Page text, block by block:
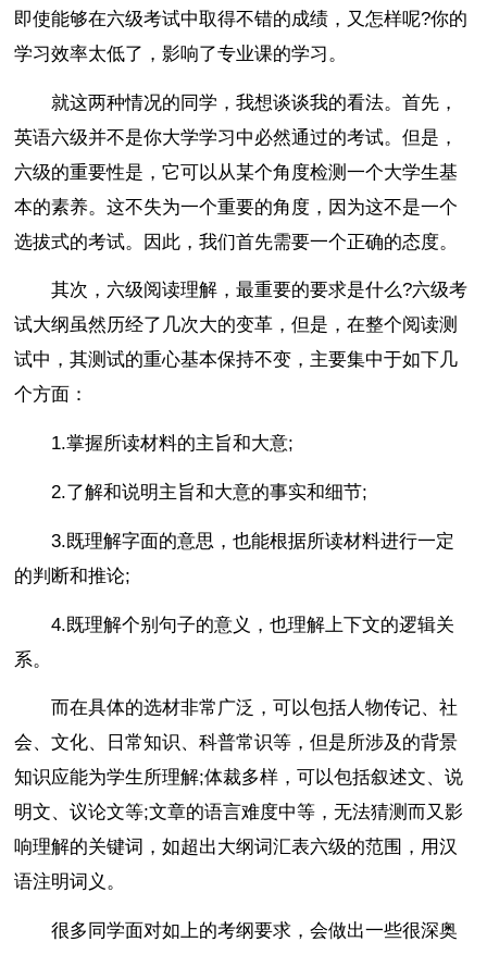
即使能够在六级考试中取得不错的成绩，又怎样呢?你的
学习效率太低了，影响了专业课的学习。
就这两种情况的同学，我想谈谈我的看法。首先，
英语六级并不是你大学学习中必然通过的考试。但是，
六级的重要性是，它可以从某个角度检测一个大学生基
本的素养。这不失为一个重要的角度，因为这不是一个
选拔式的考试。因此，我们首先需要一个正确的态度。
其次，六级阅读理解，最重要的要求是什么?六级考
试大纲虽然历经了几次大的变革，但是，在整个阅读测
试中，其测试的重心基本保持不变，主要集中于如下几
个方面：
1.掌握所读材料的主旨和大意;
2.了解和说明主旨和大意的事实和细节;
3.既理解字面的意思，也能根据所读材料进行一定
的判断和推论;
4.既理解个别句子的意义，也理解上下文的逻辑关
系。
而在具体的选材非常广泛，可以包括人物传记、社
会、文化、日常知识、科普常识等，但是所涉及的背景
知识应能为学生所理解;体裁多样，可以包括叙述文、说
明文、议论文等;文章的语言难度中等，无法猜测而又影
响理解的关键词，如超出大纲词汇表六级的范围，用汉
语注明词义。
很多同学面对如上的考纲要求，会做出一些很深奥